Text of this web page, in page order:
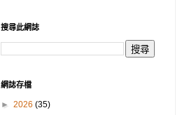
搜尋此網誌
網誌存檔
► 2026 (35)